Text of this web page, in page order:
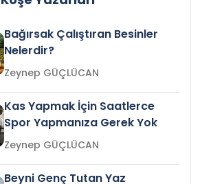
Bağırsak Çalıştıran Besinler
Nelerdir?
Zeynep GÜÇLÜCAN
Kas Yapmak İçin Saatlerce
Spor Yapmanıza Gerek Yok
Zeynep GÜÇLÜCAN
Beyni Genç Tutan Yaz